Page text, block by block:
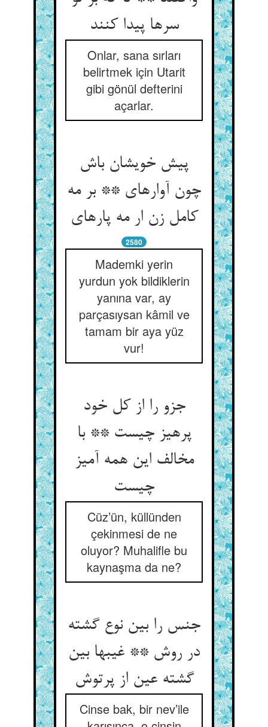
سرها پیدا کنند
Onlar, sana sırları
belirtmek için Utarit
gibi gönül defterini
açarlar.
پیش خویشان باش
چون آواره‏ای ** بر مه
کامل زن ار مه پاره‏ای‏
2580
Mademki yerin
yurdun yok bildiklerin
yanına var, ay
parçasıysan kâmil ve
tamam bir aya yüz
vur!
جزو را از کل خود
پرهیز چیست ** با
مخالف این همه آمیز
چیست‏
Cüz’ün, küllünden
çekinmesi de ne
oluyor? Muhalifle bu
kaynaşma da ne?
جنس را بین نوع گشته
در روش ** غیبها بین
گشته عین از پرتوش‏
Cinse bak, bir nev’ile